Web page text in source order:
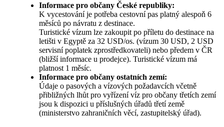
Informace pro občany České republiky:
K vycestování je potřeba cestovní pas platný alespoň 6
měsíců po návratu z destinace.
Turistické vízum lze zakoupit po příletu do destinace na
letišti v Egyptě za 32 USD/os. (vízum 30 USD, 2 USD
servisní poplatek zprostředkovateli) nebo předem v ČR
(bližší informace u prodejce). Turistické vízum má
platnost 1 měsíc.
Informace pro občany ostatních zemí:
Údaje o pasových a vízových požadavcích včetně
přibližných lhůt pro vyřízení víz pro občany třetích zemí
jsou k dispozici u příslušných úřadů třetí země
(ministerstvo zahraničních věcí, zastupitelský úřad).